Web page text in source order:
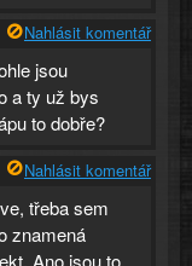
Nahlásit komentář
jsou
a ty už bys
to dobře?
Nahlásit komentář
třeba sem
znamená
Ano jsou to